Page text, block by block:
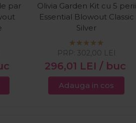
par
Olivia Garden Kit cu 5 perii
Essential Blowout Classic
Silver
296,01 LEI / buc
PRP: 302,00 LEI
Adauga in cos